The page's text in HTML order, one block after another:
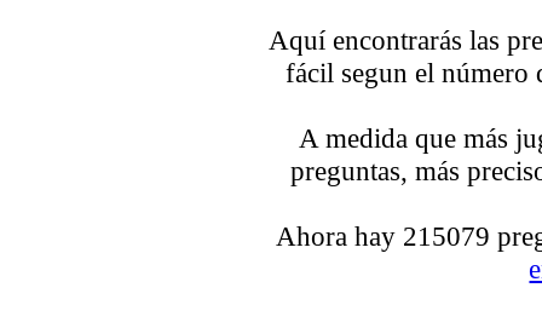
Aquí encontrarás las
fácil segun el número
A medida que más
preguntas, más
Ahora hay 215079